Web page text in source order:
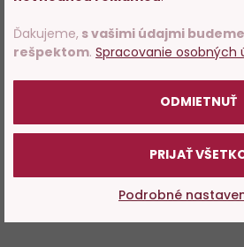
Ďakujeme, s vašimi údajmi
rešpektom. Spracovanie osobných
ODMIETNUŤ
PRIJAŤ
Podrobné